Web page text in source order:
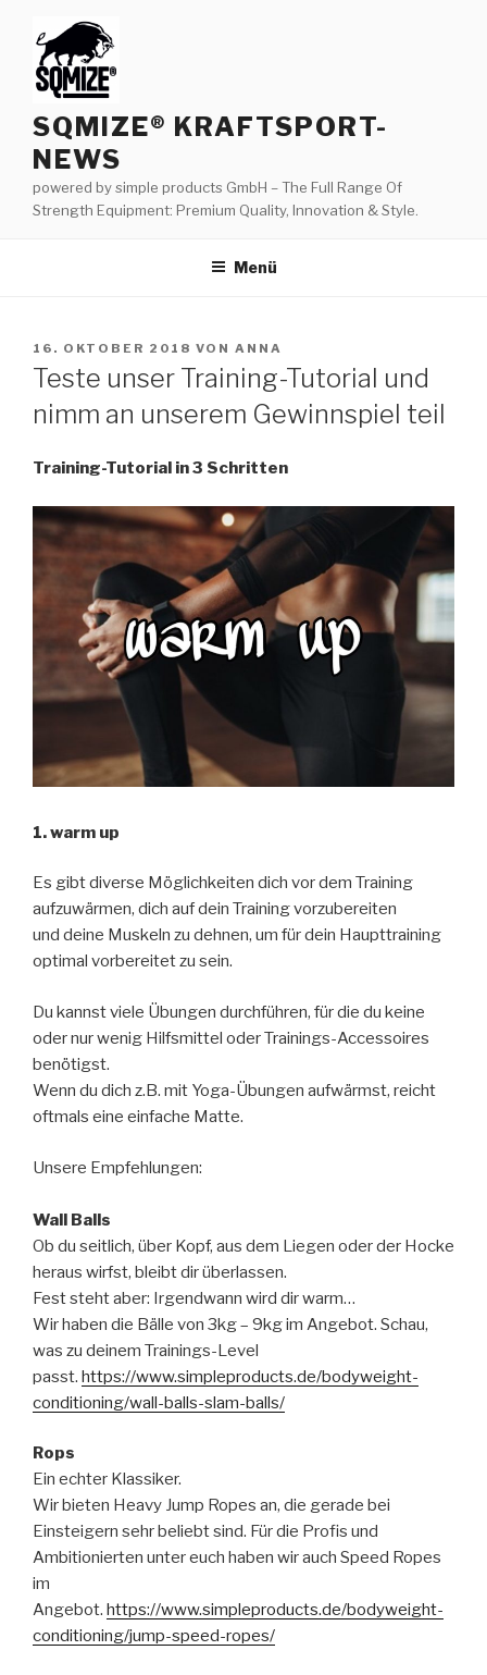
Inhalt
springen
SQMIZE® KRAFTSPORT-
NEWS
powered by simple products GmbH – The Full Range Of
Strength Equipment: Premium Quality, Innovation & Style.
Menü
VERÖFFENTLICHT
AM
16. OKTOBER 2018 VON ANNA
Teste unser Training-Tutorial und
nimm an unserem Gewinnspiel teil
Training-Tutorial in 3 Schritten
1. warm up
Es gibt diverse Möglichkeiten dich vor dem Training
aufzuwärmen, dich auf dein Training vorzubereiten
und deine Muskeln zu dehnen, um für dein Haupttraining
optimal vorbereitet zu sein.
Du kannst viele Übungen durchführen, für die du keine
oder nur wenig Hilfsmittel oder Trainings-Accessoires
benötigst.
Wenn du dich z.B. mit Yoga-Übungen aufwärmst, reicht
oftmals eine einfache Matte.
Unsere Empfehlungen:
Wall Balls
Ob du seitlich, über Kopf, aus dem Liegen oder der Hocke
heraus wirfst, bleibt dir überlassen.
Fest steht aber: Irgendwann wird dir warm…
Wir haben die Bälle von 3kg – 9kg im Angebot. Schau,
was zu deinem Trainings-Level
passt. https://www.simpleproducts.de/bodyweight-
conditioning/wall-balls-slam-balls/
Rops
Ein echter Klassiker.
Wir bieten Heavy Jump Ropes an, die gerade bei
Einsteigern sehr beliebt sind. Für die Profis und
Ambitionierten unter euch haben wir auch Speed Ropes
im
Angebot. https://www.simpleproducts.de/bodyweight-
conditioning/jump-speed-ropes/